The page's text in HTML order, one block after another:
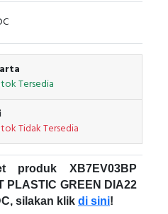
Tersedia
Tidak Tersedia
produk XB7EV03BP
PLASTIC GREEN DIA22
silakan klik di sini!